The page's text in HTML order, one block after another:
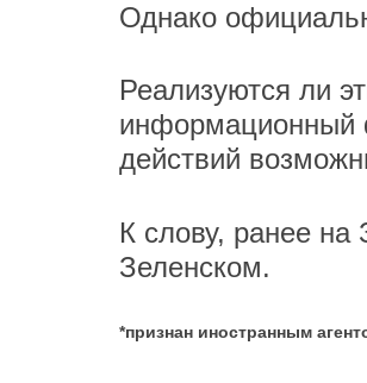
Однако
Реализуются ли
информационный
действий
К слову, ранее на
Зеленском.
*признан иностранным